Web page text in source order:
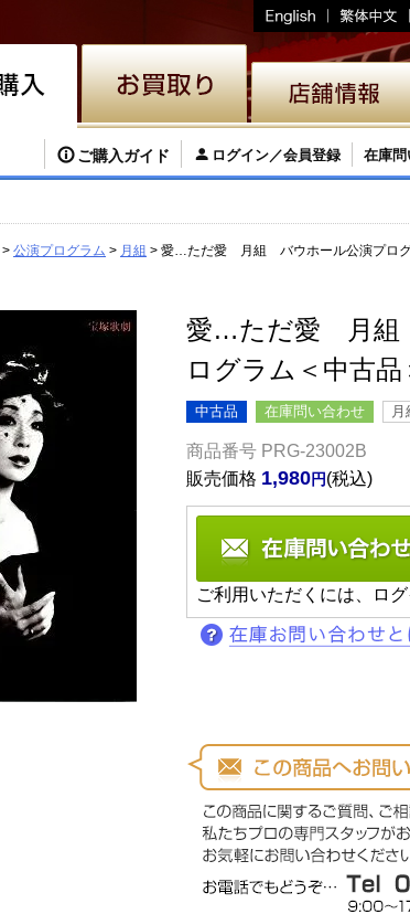
ご購入ガイド ログイン／会員登録 在庫問
公演プログラム 月組 愛…ただ愛 月組 バウホール公演プログ
愛…ただ愛 月組
ログラム＜中古品
中古品 在庫問い合わせ 月
商品番号 PRG-23002B
販売価格 1,980 税込
ご利用いただくには、ログ